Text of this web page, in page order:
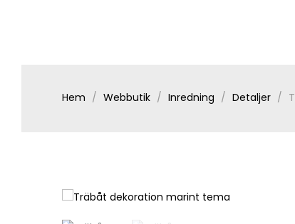
Hem Webbutik Inredning Detaljer